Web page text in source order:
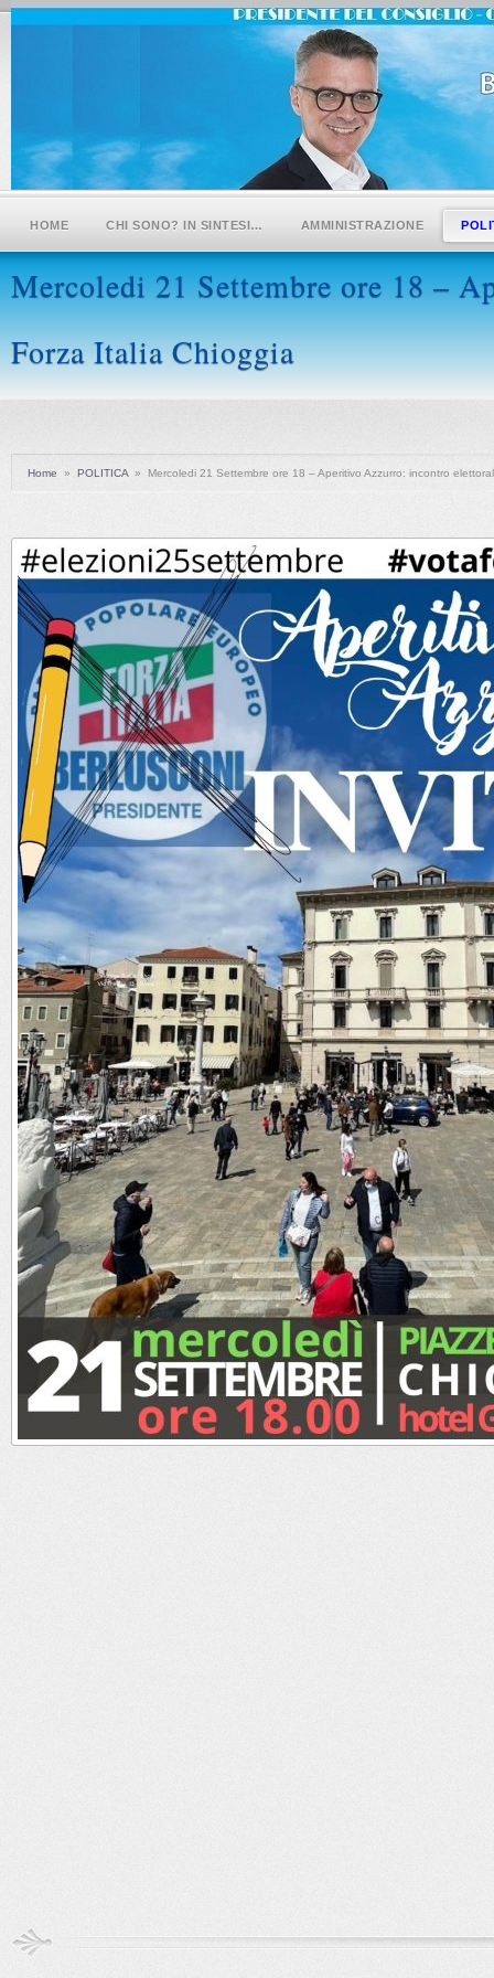
HOME CHI SONO? IN SINTESI… AMMINISTRAZIONE
Mercoledi 21 Settembre ore 18 –
Forza Italia Chioggia
Home » POLITICA » Mercoledi 21 Settembre ore 18 – Aperitivo Azzurro: incontro